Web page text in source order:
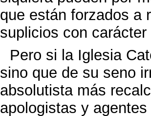
que están forzados a
suplicios con carácter
Pero si la Iglesia
sino que de su seno
absolutista más
apologistas y